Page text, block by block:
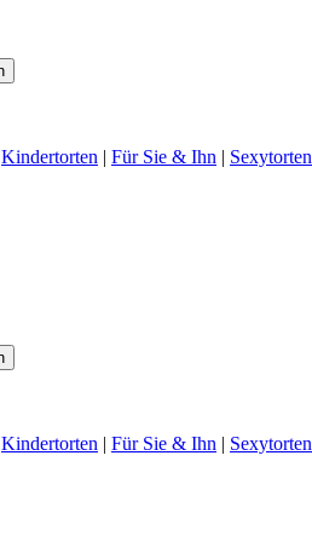
Kindertorten | Für Sie & Ihn | Sexytorten
Kindertorten | Für Sie & Ihn | Sexytorten